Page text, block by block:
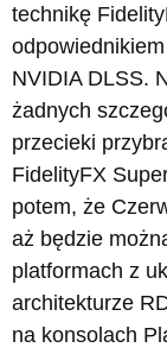
technikę
NVIDIA DLSS.
żadnych
przecieki
FidelityFX
potem, że
aż będzie
platformach z
architekturze
na konsolach